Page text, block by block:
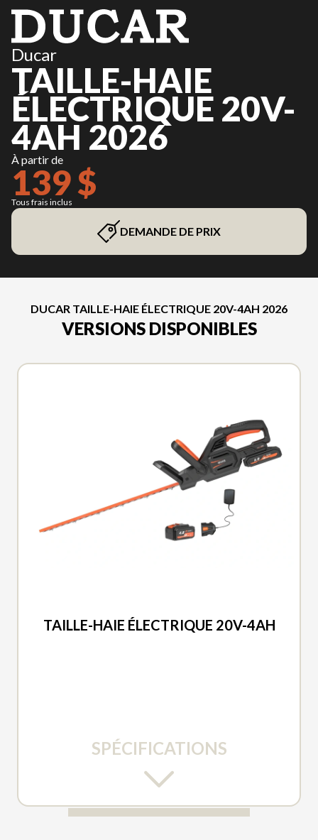
Ducar
TAILLE-HAIE
ÉLECTRIQUE 20V-
4AH 2026
À partir de
139 $
Tous frais inclus
DEMANDE DE PRIX
DUCAR TAILLE-HAIE ÉLECTRIQUE 20V-4AH 2026
VERSIONS DISPONIBLES
TAILLE-HAIE ÉLECTRIQUE 20V-4AH
SPÉCIFICATIONS